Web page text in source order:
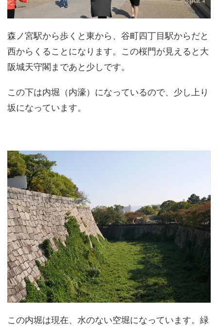
森ノ宮駅から歩くと東から、谷町四丁目駅からだと
西からくることになります。この桜門が見えると大
阪城天守閣まであと少しです。
この下は内堀（内濠）になっているので、少し上り
坂になっています。
この内堀は現在、水のない空堀になっています。緑